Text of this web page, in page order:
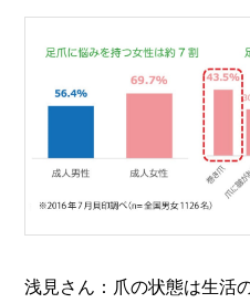
浅見さん：爪の状態は生活